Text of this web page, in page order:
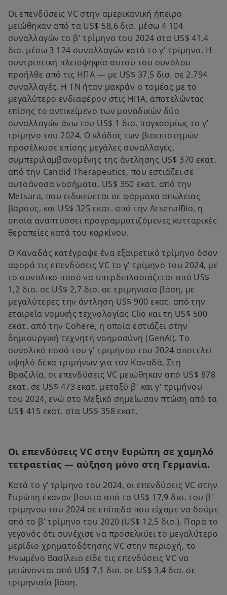
Οι επενδύσεις VC στην αμερικανική ήπειρο
μειώθηκαν από τα US$ 58,6 δισ. μέσω 4 104
συναλλαγών το β' τρίμηνο του 2024 στα US$ 41,4
δισ. μέσω 3 124 συναλλαγών κατά το γ' τρίμηνο. Η
συντριπτική πλειοψηφία αυτού του συνόλου
προήλθε από τις ΗΠΑ — με US$ 37,5 δισ. σε 2.794
συναλλαγές. Η ΤΝ ήταν μακράν ο τομέας με το
μεγαλύτερο ενδιαφέρον στις ΗΠΑ, αποτελώντας
επίσης το αντικείμενο των μοναδικών δύο
συναλλαγών άνω του US$ 1 δισ. παγκοσμίως το γ'
τρίμηνο του 2024. Ο κλάδος των βιοεπιστημών
προσέλκυσε επίσης μεγάλες συναλλαγές,
συμπεριλαμβανομένης της άντλησης US$ 370 εκατ.
από την Candid Therapeutics, που εστιάζει σε
αυτοάνοσα νοσήματα, US$ 350 εκατ. από την
Metsara, που ειδικεύεται σε φάρμακα απώλειας
βάρους, και US$ 325 εκατ. από την ArsenalBio, η
οποία αναπτύσσει προγραμματιζόμενες κυτταρικές
θεραπείες κατά του καρκίνου.
Ο Καναδάς κατέγραψε ένα εξαιρετικό τρίμηνο όσον
αφορά τις επενδύσεις VC το γ' τρίμηνο του 2024, με
το συνολικό ποσό να υπερδιπλασιάζεται από US$
1,2 δισ. σε US$ 2,7 δισ. σε τριμηνιαία βάση, με
μεγαλύτερες την άντληση US$ 900 εκατ. από την
εταιρεία νομικής τεχνολογίας Clio και τη US$ 500
εκατ. από την Cohere, η οποία εστιάζει στην
δημιουργική τεχνητή νοημοσύνη (GenAI). Το
συνολικό ποσό του γ' τριμήνου του 2024 αποτελεί
υψηλό δέκα τριμήνων για τον Καναδά. Στη
Βραζιλία, οι επενδύσεις VC μειώθηκαν από US$ 878
εκατ. σε US$ 473 εκατ. μεταξύ β' και γ' τριμήνου
του 2024, ενώ στο Μεξικό σημείωσαν πτώση από τα
US$ 415 εκατ. στα US$ 358 εκατ.
Οι επενδύσεις VC στην Ευρώπη σε χαμηλό
τετραετίας — αύξηση μόνο στη Γερμανία.
Κατά το γ’ τρίμηνο του 2024, οι επενδύσεις VC στην
Ευρώπη έκαναν βουτιά από τα US$ 17,9 δισ. του β'
τρίμηνου του 2024 σε επίπεδα που είχαμε να δούμε
από το β' τρίμηνο του 2020 (US$ 12,5 δισ.). Παρά το
γεγονός ότι συνέχισε να προσελκύει το μεγαλύτερο
μερίδιο χρηματοδότησης VC στην περιοχή, το
Ηνωμένο Βασίλειο είδε τις επενδύσεις VC να
μειώνονται από US$ 7,1 δισ. σε US$ 3,4 δισ. σε
τριμηνιαία βάση.